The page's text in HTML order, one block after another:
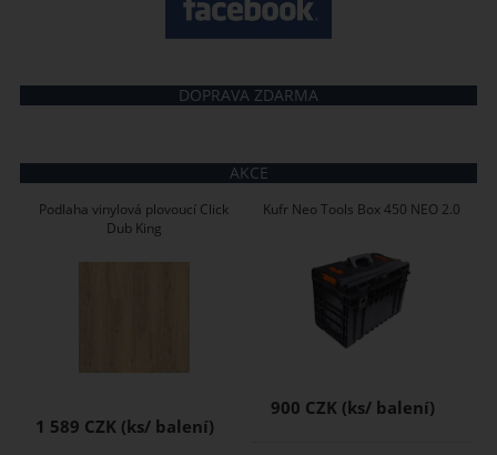
DOPRAVA ZDARMA
AKCE
Podlaha vinylová plovoucí Click
Dub King
1 589 CZK
Kufr Neo Tools Box 450 NEO 2.0
900 CZK